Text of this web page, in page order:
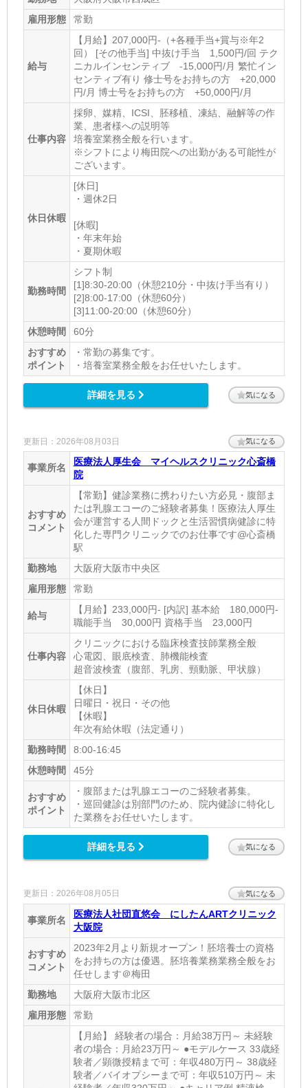
雇用形態
常勤
給与
【⽉給】207,000円-（+各種⼿当+賞与※年2
回） [その他手当] 中抜け⼿当 1,500円/回 テク
ニカルインセンティブ -15,000円/月 繁忙イン
センティブ有り 修士号をお持ちの方 +20,000
円/月 博士号をお持ちの方 +50,000円/月
仕事内容
採卵、媒精、ICSI、胚移植、凍結、融解等の作
業、患者様への説明等
培養室業務全般を⾏います。
※シフトにより梅田院への出勤がある可能性が
ございます。
休日休暇
[休日]
・週休2日
[休暇]
・年末年始
・夏期休暇
勤務時間
シフト制
[1]8:30-20:00（休憩210分・中抜け手当有り）
[2]8:00-17:00（休憩60分）
[3]11:00-20:00（休憩60分）
休憩時間
60分
おすすめ
ポイント
・常勤の募集です。
・培養室業務全般をお任せいたします。
詳細を見る 気になる
更新日：2026年08月03日 気になる
事業所名
医療法人厚生会 マイヘルスクリニック心斎橋
院
おすすめ
コメント
【常勤】健診業務に携わりたい方必見・腹部ま
たは乳腺エコーのご経験者募集！医療法人厚生
会が運営する人間ドックと生活習慣病健診に特
化した専門クリニックでのお仕事です@心斎橋
駅
勤務地
大阪府大阪市中央区
雇用形態
常勤
給与
【月給】233,000円- [内訳] 基本給 180,000円-
職能手当 30,000円 資格手当 23,000円
仕事内容
クリニックにおける臨床検査技師業務全般
心電図、眼底検査、肺機能検査
超音波検査（腹部、乳房、頸動脈、甲状腺）
休日休暇
【休日】
日曜日・祝日・その他
【休暇】
年次有給休暇（法定通り）
勤務時間
8:00-16:45
休憩時間
45分
おすすめ
ポイント
・腹部または乳腺エコーのご経験者募集。
・巡回健診は別部門のため、院内健診に特化し
た業務をお任せいたします。
詳細を見る 気になる
更新日：2026年08月05日 気になる
事業所名
医療法人社団直悠会 にしたんARTクリニック
大阪院
おすすめ
コメント
2023年2月より新規オープン！胚培養士の資格
をお持ちの方は優遇。胚培養業務業務全般をお
任せします＠梅田
勤務地
大阪府大阪市北区
雇用形態
常勤
【月給】 経験者の場合：月給38万円～ 未経験
者の場合：月給23万円～ ●モデルケース 33歳経
験者／顕微授精まで可：年収480万円～ 38歳経
験者／バイオプシーまで可：年収510万円～ 未